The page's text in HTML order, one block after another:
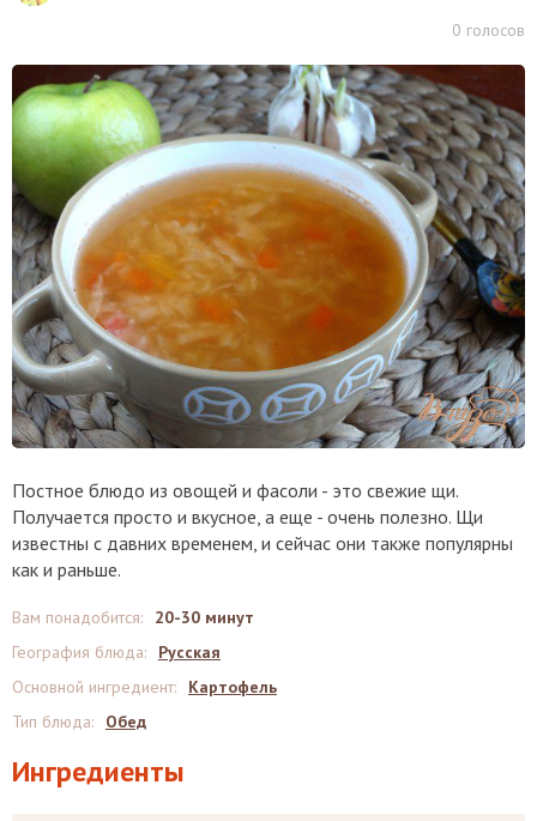
0 голосов
Постное блюдо из овощей и фасоли - это свежие щи.
Получается просто и вкусное, а еще - очень полезно. Щи
известны с давних временем, и сейчас они также популярны
как и раньше.
Ингредиенты
Вам понадобится:
20-30 минут
География блюда:
Русская
Основной ингредиент:
Картофель
Тип блюда: Обед